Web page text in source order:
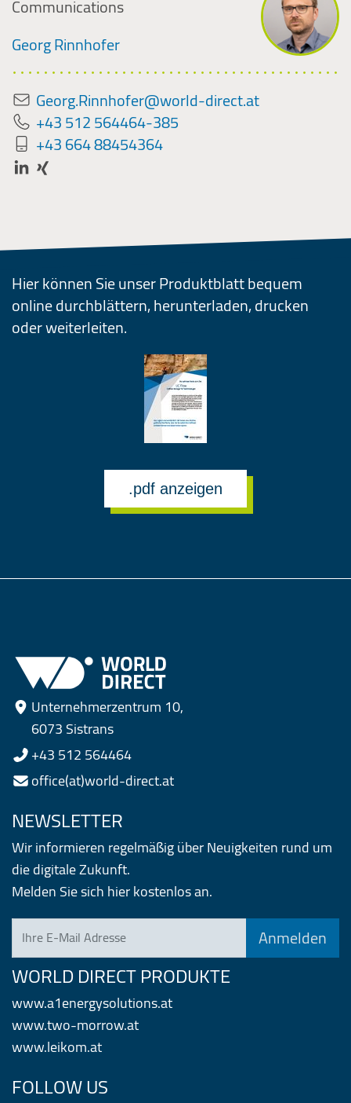
Communications
GeorgRinnhofer
Georg.Rinnhofer@world-direct.at
+43 512 564464-385
+43 664 88454364
Hier können Sie unser Produktblatt bequem
online durchblättern, herunterladen, drucken
oder weiterleiten.
.pdf anzeigen
Unternehmerzentrum 10,
6073 Sistrans
+43 512 564464
office(at)world-direct.at
NEWSLETTER
Wir informieren regelmäßig über Neuigkeiten rund um
die digitale Zukunft.
Melden Sie sich hier kostenlos an.
Ihre E-Mail Adresse
WORLD DIRECT PRODUKTE
www.a1energysolutions.at
www.two-morrow.at
www.leikom.at
FOLLOW US